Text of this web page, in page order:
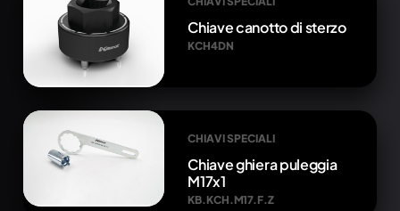
Chiave canotto di sterzo
KCH4DN
CHIAVI SPECIALI
Chiave ghiera puleggia
M17x1
KB.KCH.M17.F.Z